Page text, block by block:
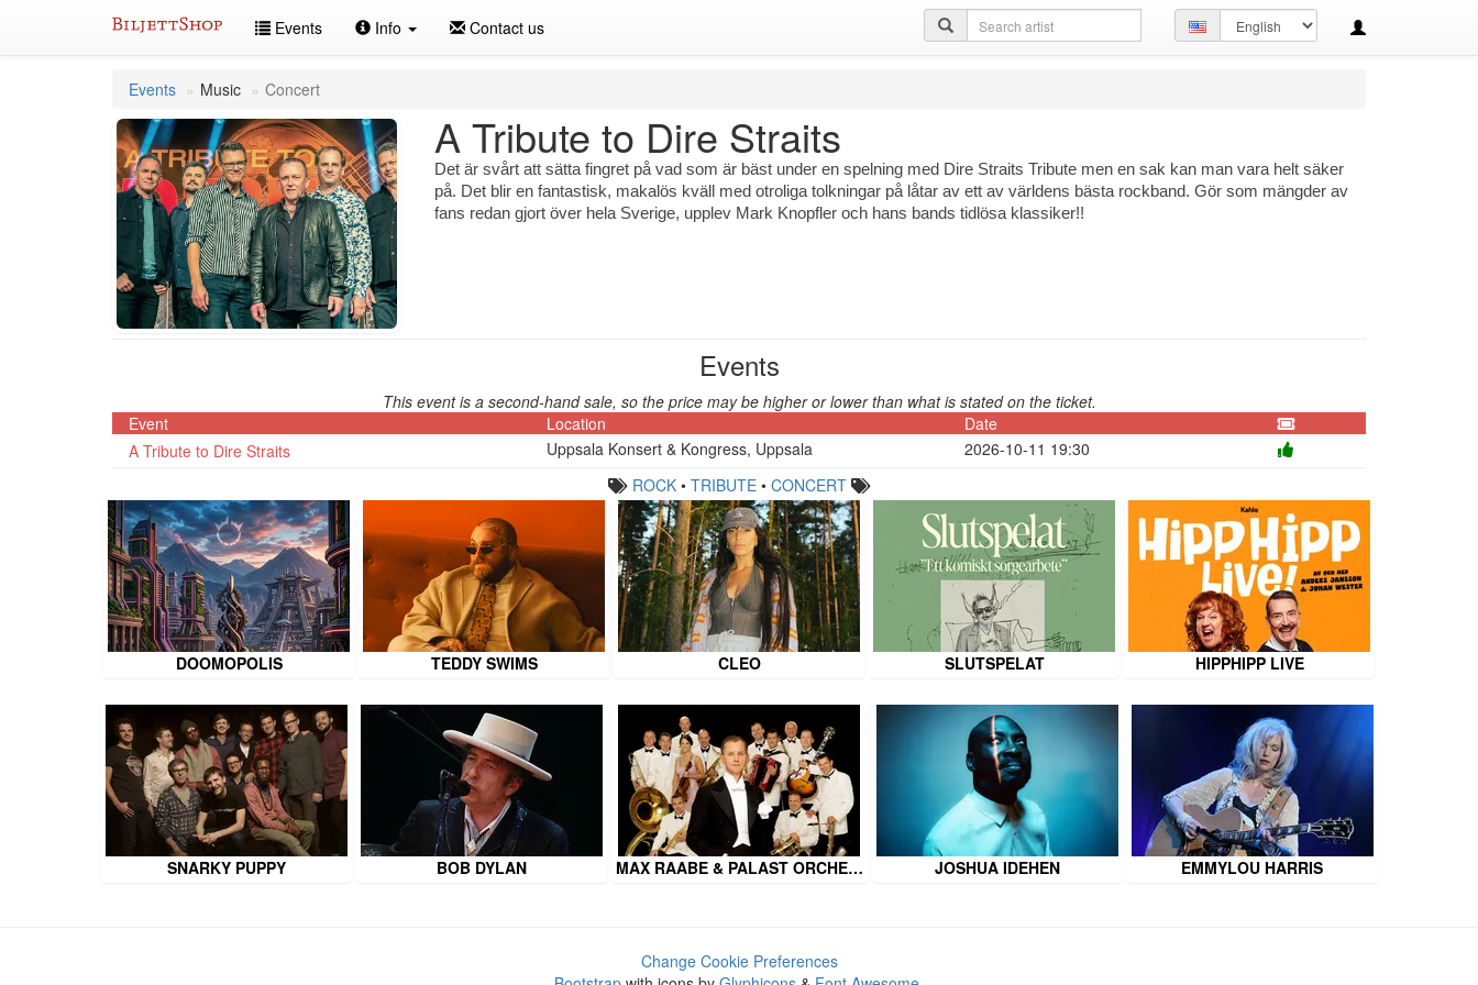
Events Info Contact us
Set
language
Search
query
Events Music Concert
A Tribute to Dire Straits
Det är svårt att sätta fingret på vad som är bäst under en spelning med Dire Straits Tribute men en sak kan man vara helt säker
på. Det blir en fantastisk, makalös kväll med otroliga tolkningar på låtar av ett av världens bästa rockband. Gör som mängder av
fans redan gjort över hela Sverige, upplev Mark Knopfler och hans bands tidlösa klassiker!!
Events
This event is a second-hand sale, so the price may be higher or lower than what is stated on the ticket.
Event
Location
Date
A Tribute to Dire Straits
Uppsala Konsert & Kongress, Uppsala
2026-10-11 19:30
ROCK• TRIBUTE• CONCERT
DOOMOPOLIS TEDDY SWIMS CLEO SLUTSPELAT HIPPHIPP LIVE
SNARKY PUPPY BOB DYLAN MAX RAABE & PALAST ORCHE… JOSHUA IDEHEN EMMYLOU HARRIS
Change Cookie Preferences